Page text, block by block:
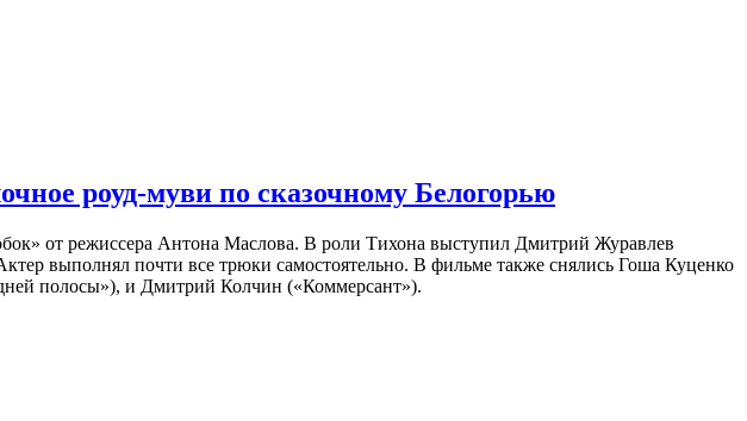
роуд-муви по сказочному Белогорью
от режиссера Антона Маслова. В роли Тихона выступил Дмитрий Журавлев
выполнял почти все трюки самостоятельно. В фильме также снялись Гоша Куценко
полосы»), и Дмитрий Колчин («Коммерсант»).